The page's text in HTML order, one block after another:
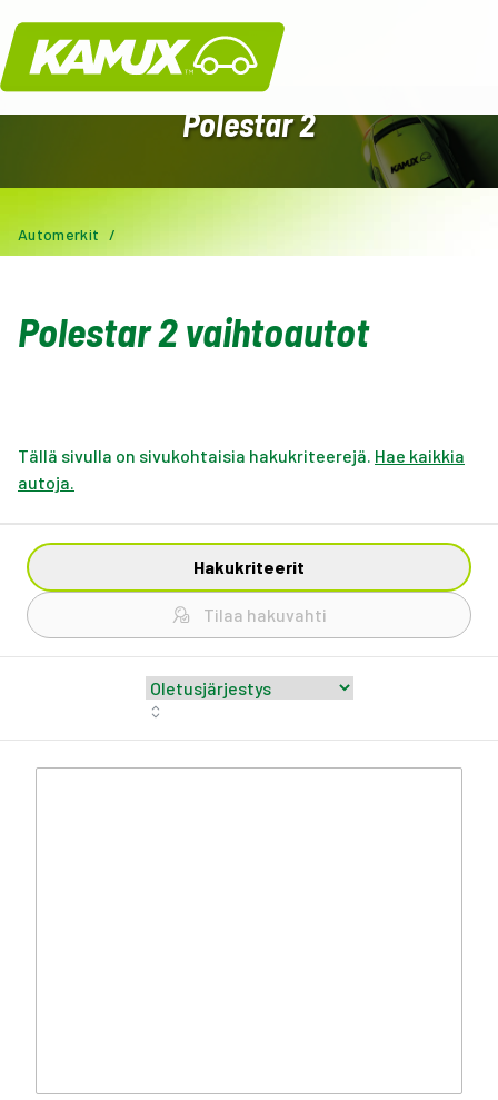
Kamux
Polestar 2
Automerkit /
Polestar 2 vaihtoautot
Tällä sivulla on sivukohtaisia hakukriteerejä. Hae kaikkia
autoja.
Hakukriteerit
Tilaa hakuvahti